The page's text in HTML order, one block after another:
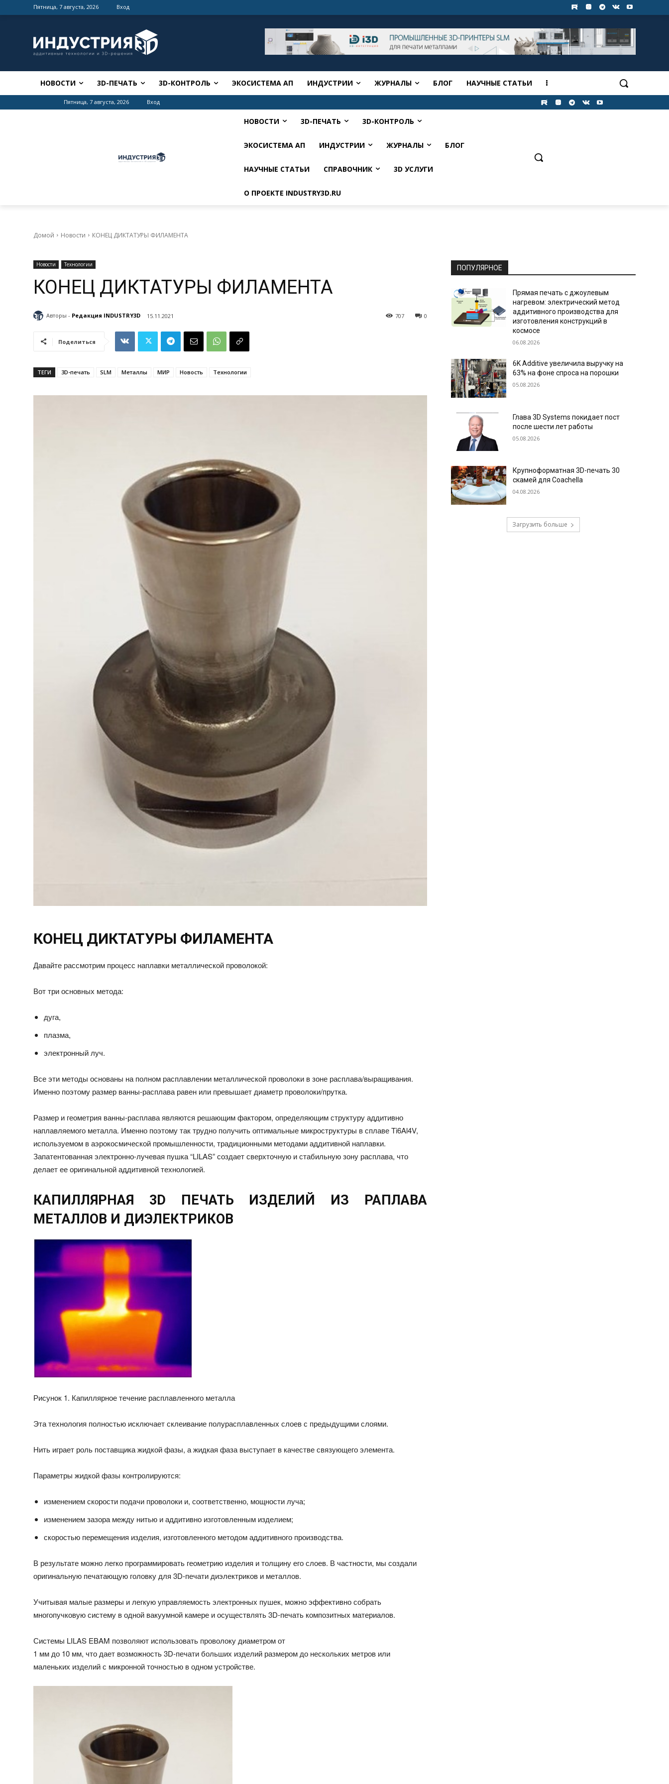
Пятница, 7 августа, 2026 Вход
НОВОСТИ 3D-ПЕЧАТЬ 3D-КОНТРОЛЬ ЭКОСИСТЕМА АП ИНДУСТРИИ ЖУРНАЛЫ БЛОГ НАУЧНЫЕ СТАТЬИ
Пятница, 7 августа, 2026 Вход
НОВОСТИ 3D-ПЕЧАТЬ 3D-КОНТРОЛЬ
ЭКОСИСТЕМА АП ИНДУСТРИИ ЖУРНАЛЫ БЛОГ
НАУЧНЫЕ СТАТЬИ СПРАВОЧНИК 3D УСЛУГИ
О ПРОЕКТЕ INDUSTRY3D.RU
Домой Новости КОНЕЦ ДИКТАТУРЫ ФИЛАМЕНТА
Новости Технологии
КОНЕЦ ДИКТАТУРЫ ФИЛАМЕНТА
Авторы - Редакция INDUSTRY3D 15.11.2021 0
707
Поделиться
ТЕГИ 3D-печать SLM Металлы МИР Новость Технологии
КОНЕЦ ДИКТАТУРЫ ФИЛАМЕНТА
Давайте рассмотрим процесс наплавки металлической проволокой:
Вот три основных метода:
дуга,
плазма,
электронный луч.
Все эти методы основаны на полном расплавлении металлической проволоки в зоне расплава/выращивания.
Именно поэтому размер ванны-расплава равен или превышает диаметр проволоки/прутка.
Размер и геометрия ванны-расплава являются решающим фактором, определяющим структуру аддитивно
наплавляемого металла. Именно поэтому так трудно получить оптимальные микроструктуры в сплаве Ti6Al4V,
используемом в аэрокосмической промышленности, традиционными методами аддитивной наплавки.
Запатентованная электронно-лучевая пушка “LILAS” создает сверхточную и стабильную зону расплава, что
делает ее оригинальной аддитивной технологией.
КАПИЛЛЯРНАЯ 3D ПЕЧАТЬ ИЗДЕЛИЙ ИЗ РАПЛАВА
МЕТАЛЛОВ И ДИЭЛЕКТРИКОВ
Рисунок 1. Капиллярное течение расплавленного металла
Эта технология полностью исключает склеивание полурасплавленных слоев с предыдущими слоями.
Нить играет роль поставщика жидкой фазы, а жидкая фаза выступает в качестве связующего элемента.
Параметры жидкой фазы контролируются:
изменением скорости подачи проволоки и, соответственно, мощности луча;
изменением зазора между нитью и аддитивно изготовленным изделием;
скоростью перемещения изделия, изготовленного методом аддитивного производства.
В результате можно легко программировать геометрию изделия и толщину его слоев. В частности, мы создали
оригинальную печатающую головку для 3D-печати диэлектриков и металлов.
Учитывая малые размеры и легкую управляемость электронных пушек, можно эффективно собрать
многопучковую систему в одной вакуумной камере и осуществлять 3D-печать композитных материалов.
Системы LILAS EBAM позволяют использовать проволоку диаметром от
1 мм до 10 мм, что дает возможность 3D-печати больших изделий размером до нескольких метров или
маленьких изделий с микронной точностью в одном устройстве.
ПОПУЛЯРНОЕ
Прямая печать с джоулевым
нагревом: электрический метод
аддитивного производства для
изготовления конструкций в
космосе
06.08.2026
6K Additive увеличила выручку на
63% на фоне спроса на порошки
05.08.2026
Глава 3D Systems покидает пост
после шести лет работы
05.08.2026
Крупноформатная 3D-печать 30
скамей для Coachella
04.08.2026
Загрузить больше